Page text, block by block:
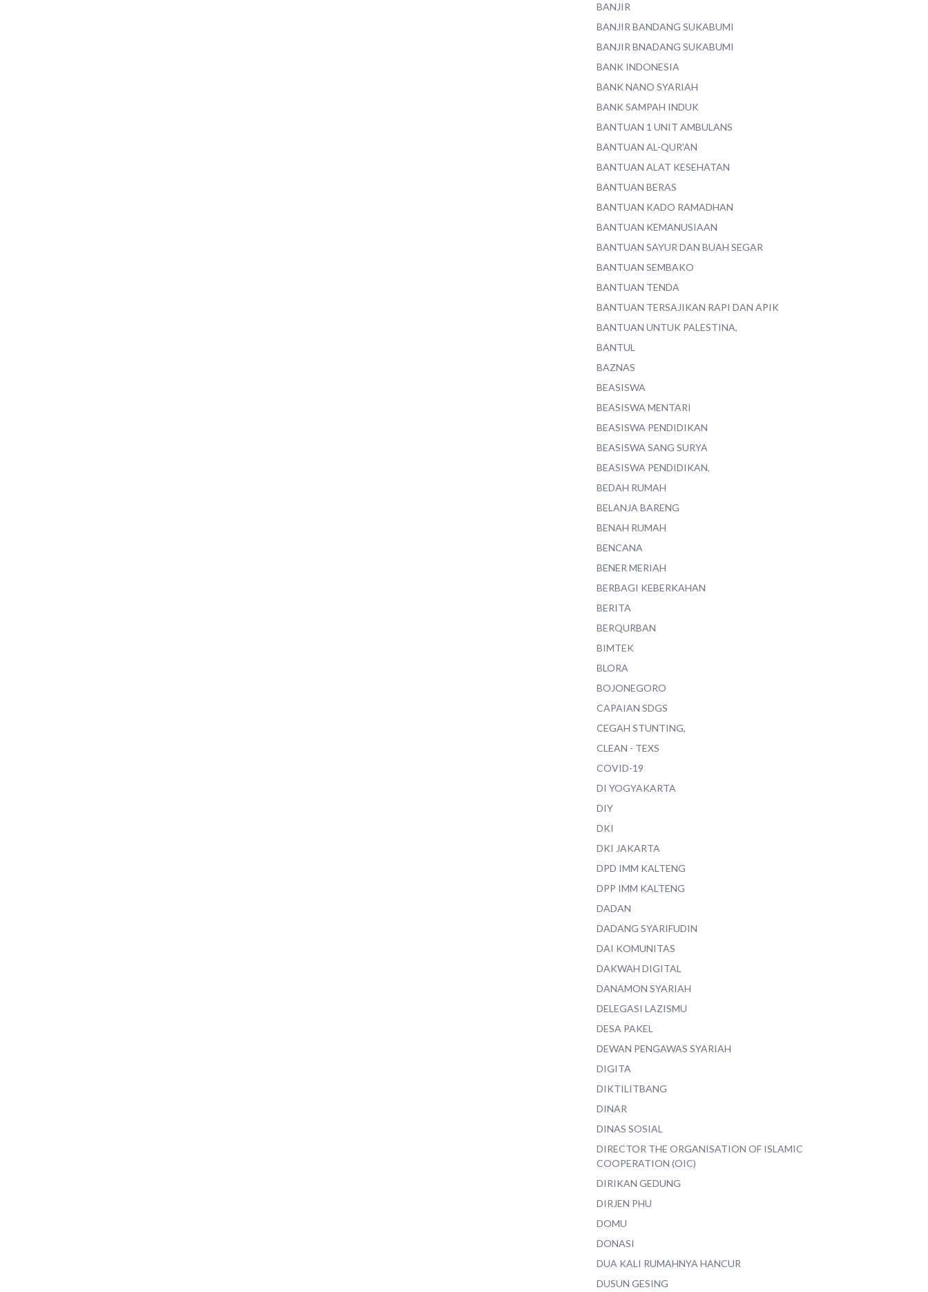
BANJIR
BANJIR BANDANG SUKABUMI
BANJIR BNADANG SUKABUMI
BANK INDONESIA
BANK NANO SYARIAH
BANK SAMPAH INDUK
BANTUAN 1 UNIT AMBULANS
BANTUAN AL-QUR'AN
BANTUAN ALAT KESEHATAN
BANTUAN BERAS
BANTUAN KADO RAMADHAN
BANTUAN KEMANUSIAAN
BANTUAN SAYUR DAN BUAH SEGAR
BANTUAN SEMBAKO
BANTUAN TENDA
BANTUAN TERSAJIKAN RAPI DAN APIK
BANTUAN UNTUK PALESTINA,
BANTUL
BAZNAS
BEASISWA
BEASISWA MENTARI
BEASISWA PENDIDIKAN
BEASISWA SANG SURYA
BEASISWA PENDIDIKAN,
BEDAH RUMAH
BELANJA BARENG
BENAH RUMAH
BENCANA
BENER MERIAH
BERBAGI KEBERKAHAN
BERITA
BERQURBAN
BIMTEK
BLORA
BOJONEGORO
CAPAIAN SDGS
CEGAH STUNTING,
CLEAN - TEXS
COVID-19
DI YOGYAKARTA
DIY
DKI
DKI JAKARTA
DPD IMM KALTENG
DPP IMM KALTENG
DADAN
DADANG SYARIFUDIN
DAI KOMUNITAS
DAKWAH DIGITAL
DANAMON SYARIAH
DELEGASI LAZISMU
DESA PAKEL
DEWAN PENGAWAS SYARIAH
DIGITA
DIKTILITBANG
DINAR
DINAS SOSIAL
DIRECTOR THE ORGANISATION OF ISLAMIC
COOPERATION (OIC)
DIRIKAN GEDUNG
DIRJEN PHU
DOMU
DONASI
DUA KALI RUMAHNYA HANCUR
DUSUN GESING